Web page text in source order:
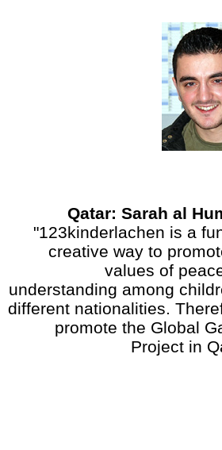
Qatar: Sarah al
"123kinderlachen is a
creative way to
values of
understanding among
different nationalities.
promote the Global
Project in